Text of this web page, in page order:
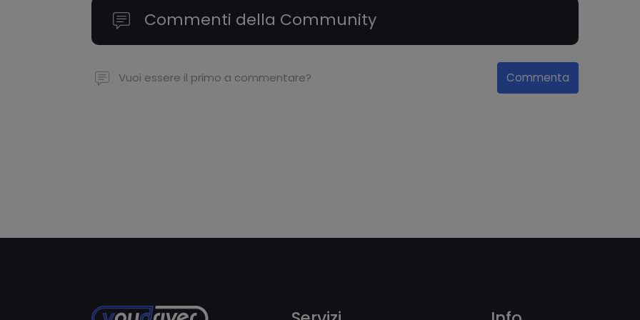
Commenti della Community
Vuoi essere il primo a commentare? Commenta